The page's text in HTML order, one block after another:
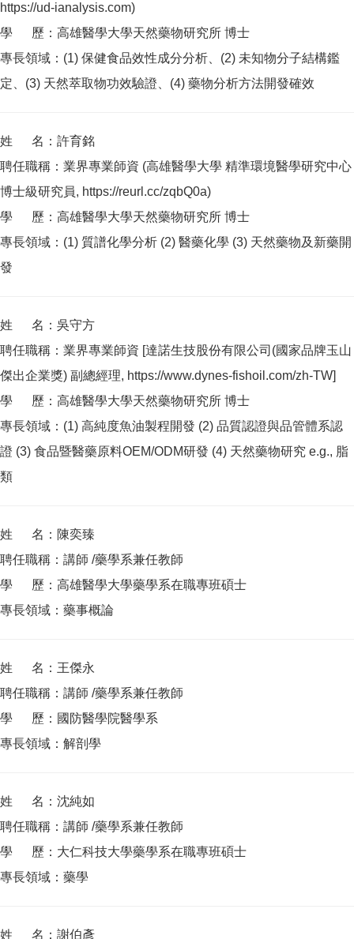
https://ud-ianalysis.com)
學 歷：高雄醫學大學天然藥物研究所 博士
專長領域：(1) 保健食品效性成分分析、(2) 未知物分子結構鑑
定、(3) 天然萃取物功效驗證、(4) 藥物分析方法開發確效
姓 名：許育銘
聘任職稱：業界專業師資 (高雄醫學大學 精準環境醫學研究中心
博士級研究員, https://reurl.cc/zqbQ0a)
學 歷：高雄醫學大學天然藥物研究所 博士
專長領域：(1) 質譜化學分析 (2) 醫藥化學 (3) 天然藥物及新藥開
發
姓 名：吳守方
聘任職稱：業界專業師資 [達諾生技股份有限公司(國家品牌玉山
傑出企業獎) 副總經理, https://www.dynes-fishoil.com/zh-TW]
學 歷：高雄醫學大學天然藥物研究所 博士
專長領域：(1) 高純度魚油製程開發 (2) 品質認證與品管體系認
證 (3) 食品暨醫藥原料OEM/ODM研發 (4) 天然藥物研究 e.g., 脂
類
姓 名：陳奕臻
聘任職稱：講師 /藥學系兼任教師
學 歷：高雄醫學大學藥學系在職專班碩士
專長領域：藥事概論
姓 名：王傑永
聘任職稱：講師 /藥學系兼任教師
學 歷：國防醫學院醫學系
專長領域：解剖學
姓 名：沈純如
聘任職稱：講師 /藥學系兼任教師
學 歷：大仁科技大學藥學系在職專班碩士
專長領域：藥學
姓 名：謝伯彥